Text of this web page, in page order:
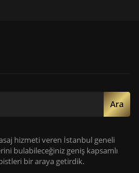
Ara
hizmeti veren İstanbul geneli
bulabileceğiniz geniş kapsamlı
bir araya getirdik.